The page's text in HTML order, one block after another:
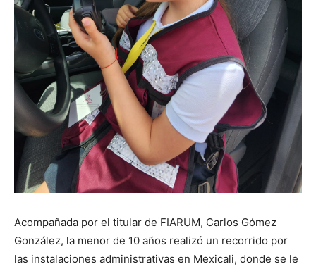
Acompañada por el titular de FIARUM, Carlos Gómez
González, la menor de 10 años realizó un recorrido por
las instalaciones administrativas en Mexicali, donde se le